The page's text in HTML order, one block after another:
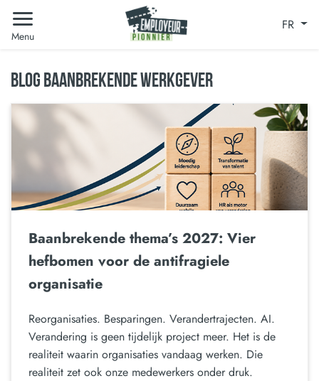
Menu
FR
BLOG BAANBREKENDE WERKGEVER
Baanbrekende thema’s 2027: Vier
hefbomen voor de antifragiele
organisatie
Reorganisaties. Besparingen. Verandertrajecten. AI.
Verandering is geen tijdelijk project meer. Het is de
realiteit waarin organisaties vandaag werken. Die
realiteit zet ook onze medewerkers onder druk.